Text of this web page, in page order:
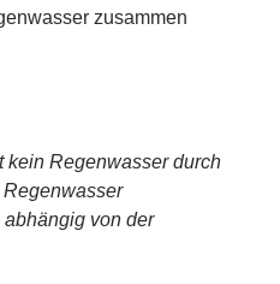
zusammen
kein Regenwasser durch
von der